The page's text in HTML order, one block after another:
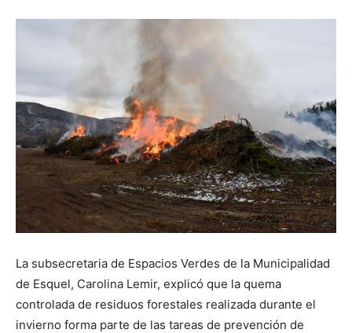
La subsecretaria de Espacios Verdes de la Municipalidad
de Esquel, Carolina Lemir, explicó que la quema
controlada de residuos forestales realizada durante el
invierno forma parte de las tareas de prevención de